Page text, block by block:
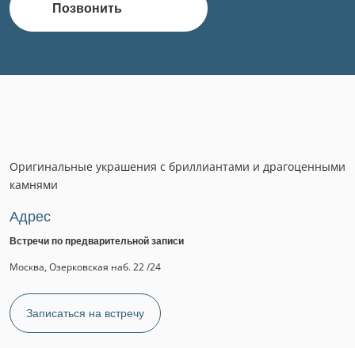
Позвонить
Оригинальные украшения с бриллиантами и драгоценными
камнями
Адрес
Встречи по предварительной записи
Москва, Озерковская наб. 22 /24
Записаться на встречу